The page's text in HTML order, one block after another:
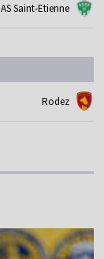
AS Saint-Etienne
Rodez